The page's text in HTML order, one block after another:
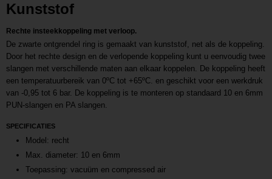
Kunststof
Rechte insteekkoppeling met verloop.
De zwarte ontgrendel ring is gemaakt van kunststof, net als de koppeling.
Door het rechte design en de verlopende koppeling kunt u eenvoudig twee
slangen met verschillende maten aan elkaar koppelen. De koppeling heeft
een temperatuurbereik van 0ºC tot +65ºC. en geschikt voor een werkdruk
van -0,95 tot 6 bar. De koppeling is te monteren op standaard 10 en 6mm
PUN-slangen en PA slangen.
SPECIFICATIES
Model: recht
Max. diameter: 10 en 6mm
Toepassing: vacuüm en compressed air